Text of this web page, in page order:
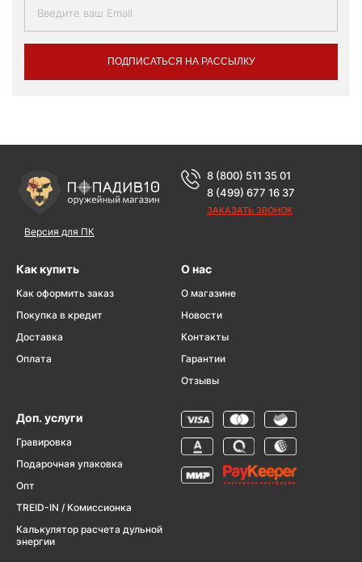
ПОДПИСАТЬСЯ НА РАССЫЛКУ
Версия для ПК
8 (800) 511 35 01
8 (499) 677 16 37
ЗАКАЗАТЬ ЗВОНОК
Как купить
Как оформить заказ
Покупка в кредит
Доставка
Оплата
О нас
О магазине
Новости
Контакты
Гарантии
Отзывы
Доп. услуги
Гравировка
Подарочная упаковка
Опт
TREID-IN / Комиссионка
Калькулятор расчета дульной
энергии